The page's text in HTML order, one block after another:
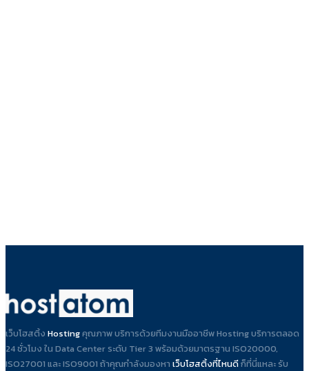
เว็บโฮสติ้ง Hostingคุณภาพ บริการด้วยทีมงานมืออาชีพ Hosting บริการตลอด
24 ชั่วโมง ใน Data Center ระดับ Tier 3 พร้อมด้วยมาตรฐาน ISO20000,
ISO27001 และ ISO9001 ถ้าคุณกำลังมองหา เว็บโฮสติ้งที่ไหนดีก็ที่นี่แหละ รับ